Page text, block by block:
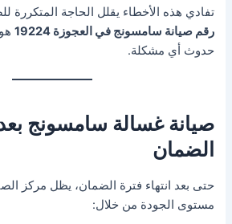
تفادي هذه الأخطاء يقلل الحاجة المتكررة
رقم صيانة سامسونج في العجوزة 19224
حدوث أي مشكلة.
صيانة غسالة سامسونج بعد
الضمان
حتى بعد انتهاء فترة الضمان، يظل مركز
مستوى الجودة من خلال: